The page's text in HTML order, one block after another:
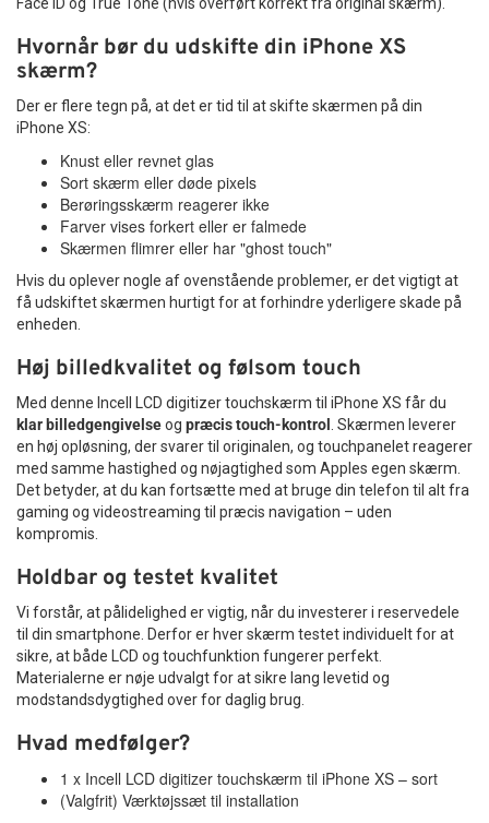
Hvornår bør du udskifte din iPhone XS
skærm?
Der er flere tegn på, at det er tid til at skifte skærmen på din
iPhone XS:
Knust eller revnet glas
Sort skærm eller døde pixels
Berøringsskærm reagerer ikke
Farver vises forkert eller er falmede
Skærmen flimrer eller har "ghost touch"
Hvis du oplever nogle af ovenstående problemer, er det vigtigt at
få udskiftet skærmen hurtigt for at forhindre yderligere skade på
enheden.
Høj billedkvalitet og følsom touch
Med denne Incell LCD digitizer touchskærm til iPhone XS får du
klar billedgengivelseog præcis touch-kontrol
. Skærmen leverer
en høj opløsning, der svarer til originalen, og touchpanelet reagerer
med samme hastighed og nøjagtighed som Apples egen skærm.
Det betyder, at du kan fortsætte med at bruge din telefon til alt fra
gaming og videostreaming til præcis navigation – uden
kompromis.
Holdbar og testet kvalitet
Vi forstår, at pålidelighed er vigtig, når du investerer i reservedele
til din smartphone. Derfor er hver skærm testet individuelt for at
sikre, at både LCD og touchfunktion fungerer perfekt.
Materialerne er nøje udvalgt for at sikre lang levetid og
modstandsdygtighed over for daglig brug.
Hvad medfølger?
1 x Incell LCD digitizer touchskærm til iPhone XS – sort
(Valgfrit) Værktøjssæt til installation